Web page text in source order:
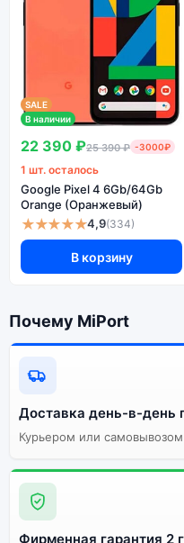
SALE
В наличии
22 390 ₽25 390 ₽ -3000₽
1 шт. осталось
Google Pixel 4 6Gb/64Gb
Orange (Оранжевый)
★★★★★4,9(334)
В корзину
Почему MiPort
Доставка день-в-день
Курьером или
Фирменная гарантия 2